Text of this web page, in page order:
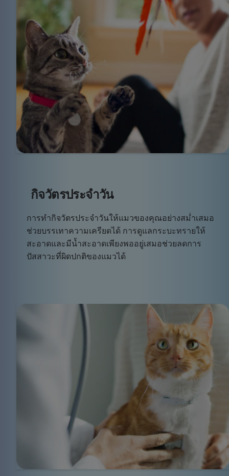
กิจวัตรประจำวัน
การทำกิจวัตรประจำวันให้แมวของคุณอย่างสม่ำเสมอ
ช่วยบรรเทาความเครียดได้ การดูแลกระบะทรายให้
สะอาดและมีน้ำสะอาดเพียงพออยู่เสมอช่วยลดการ
ปัสสาวะที่ผิดปกติของแมวได้